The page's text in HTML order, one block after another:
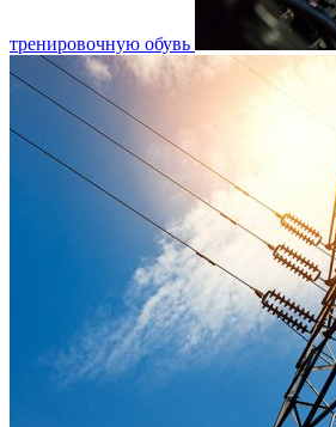
тренировочную обувь